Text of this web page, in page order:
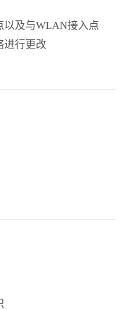
以及与WLAN接入点
进行更改